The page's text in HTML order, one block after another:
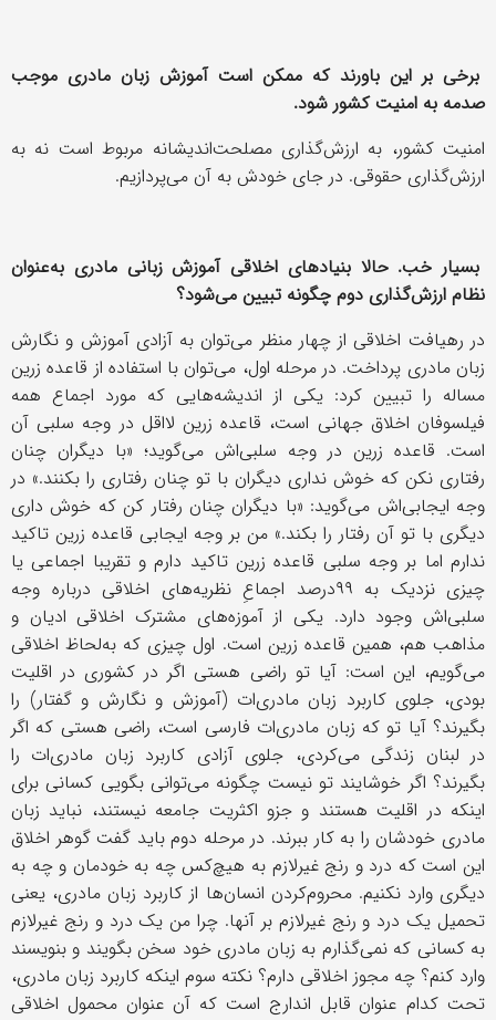
برخی بر این باورند که ممکن است آموزش زبان مادری موجب
صدمه به امنیت کشور شود.
امنیت کشور، به ارزش‌گذاری مصلحت‌اندیشانه مربوط است نه به
ارزش‌گذاری حقوقی. در جای خودش به آن می‌پردازیم.
بسیار خب. حالا بنیادهای اخلاقی آموزش زبانی مادری به‌عنوان
نظام ارزش‌گذاری دوم چگونه تبیین می‌شود؟
در رهیافت اخلاقی از چهار منظر می‌توان به آزادی آموزش و نگارش
زبان مادری پرداخت. در مرحله اول، می‌توان با استفاده از قاعده زرین
مساله را تبیین کرد: یکی از اندیشه‌هایی که مورد اجماع همه
فیلسوفان اخلاق جهانی است، قاعده زرین لااقل در وجه سلبی آن
است. قاعده زرین در وجه سلبی‌اش می‌گوید؛ «با دیگران چنان
رفتاری نکن که خوش نداری دیگران با تو چنان رفتاری را بکنند.» در
وجه ایجابی‌اش می‌گوید: «با دیگران چنان رفتار کن که خوش ‌داری
دیگری با تو آن رفتار را بکند.» من بر وجه ایجابی قاعده زرین تاکید
ندارم اما بر وجه سلبی قاعده زرین تاکید دارم و تقریبا اجماعی یا
چیزی نزدیک به ٩٩درصد اجماعِ نظریه‌های اخلاقی درباره وجه
سلبی‌اش وجود دارد. یکی از آموزه‌های مشترک اخلاقی ادیان و
مذاهب هم، همین قاعده زرین است. اول چیزی که به‌لحاظ اخلاقی
می‌گویم، این است: آیا تو راضی‌ هستی اگر در کشوری در اقلیت
بودی، جلوی کاربرد زبان مادری‌ات (آموزش و نگارش و گفتار) را
بگیرند؟ آیا تو که زبان مادری‌ات فارسی است، راضی هستی که اگر
در لبنان زندگی می‌کردی، جلوی آزادی کاربرد زبان مادری‌ات را
بگیرند؟ اگر خوشایند تو نیست چگونه می‌توانی بگویی کسانی برای
اینکه در اقلیت هستند و جزو اکثریت جامعه نیستند، نباید زبان
مادری خودشان را به کار ببرند. در مرحله دوم باید گفت‌ گوهر اخلاق
این است که درد و رنج غیرلازم به هیچ‌کس چه به خودمان و چه به
دیگری وارد نکنیم. محروم‌کردن انسان‌ها از کاربرد زبان مادری، یعنی
تحمیل یک درد و رنج غیرلازم بر آنها. چرا من یک درد و رنج غیرلازم
به کسانی که نمی‌گذارم به زبان مادری خود سخن بگویند و بنویسند
وارد کنم؟ چه مجوز اخلاقی دارم؟ نکته سوم اینکه کاربرد زبان مادری،
تحت کدام عنوان قابل اندارج است که آن عنوان محمول اخلاقی